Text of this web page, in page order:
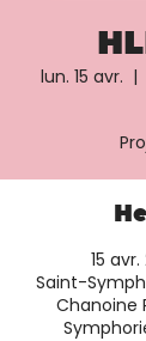
lun. 15 avr.
  |
15 avr.
Saint-
Chanoine